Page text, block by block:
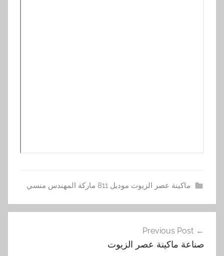
ماكينة عصر الزيوت موديل 811 ماركة المهندس منسي
أ
ت
المقالات
Previous Post
صناعة ماكينة عصر الزيوت